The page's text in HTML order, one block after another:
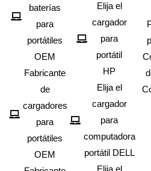
baterías
para
portátiles
OEM
Fabricante
de
cargadores
para
portátiles
OEM
Elija el
cargador
para
portátil
HP
Elija el
cargador
para
computadora
portátil DELL
Elija el